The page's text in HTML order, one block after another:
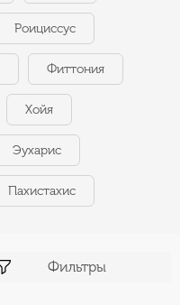
Роициссус
Фиттония
Хойя
Эухарис
Пахистахис
Фильтры